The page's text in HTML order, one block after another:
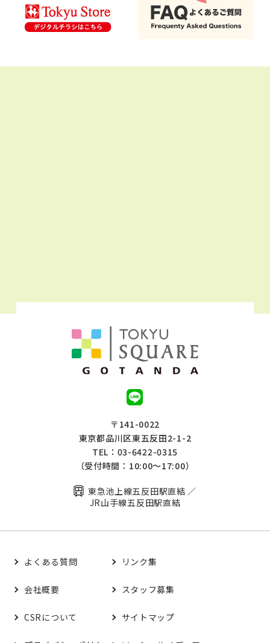
〒141-0022
東京都品川区東五反田2-1-2
TEL：03-6422-0315
（受付時間：10:00～17:00）
東急池上線五反田駅直結 ／
JR山手線五反田駅直結
よくある質問 リンク集
会社概要 スタッフ募集
CSRについて サイトマップ